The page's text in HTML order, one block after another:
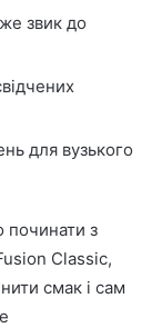
звик до
для вузького
починати з
Classic,
смак і сам